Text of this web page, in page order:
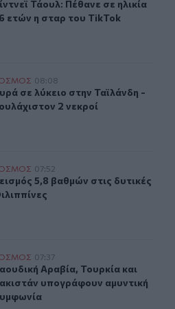
Τάουλ: Πέθανε σε ηλικία
Τάουλ: Πέθανε σε ηλικία
ετών η σταρ του TikTok
- Τουλάχιστον 2 νεκροί
08:08
σε λύκειο στην Ταϊλάνδη -
σε λύκειο στην Ταϊλάνδη -
2 νεκροί
δυτικές Φιλιππίνες
07:52
5,8 βαθμών στις δυτικές
5,8 βαθμών στις δυτικές
και Πακιστάν υπογράφουν
07:37
Αραβία, Τουρκία και
Αραβία, Τουρκία και
υπογράφουν αμυντική